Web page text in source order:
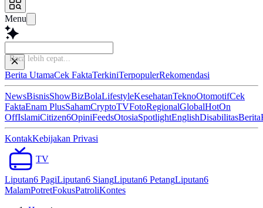
Menu
Si
Berita UtamaCek FaktaTerkiniTerpopulerRekomendasi
NewsBisnisShowBizBolaLifestyleKesehatanTeknoOtomotifCek
FaktaEnam PlusSahamCryptoTVFotoRegionalGlobalHotOn
OffIslamiCitizen6OpiniFeedsOtosiaSpotlightEnglishDisabilitasBerita
KontakKebijakan Privasi
TV
Liputan6 PagiLiputan6 SiangLiputan6 PetangLiputan6
MalamPotretFokusPatroliKontes